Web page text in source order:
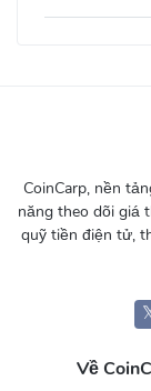
CoinCarp, nền
năng theo dõi giá
quỹ tiền điện tử,
Về